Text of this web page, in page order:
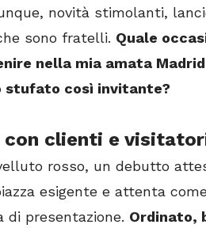
novità stimolanti,
sono fratelli. Quale
nella mia amata
stufato così invitante?
con clienti e
rosso, un debutto
esigente e attenta
di presentazione. Ordinato,